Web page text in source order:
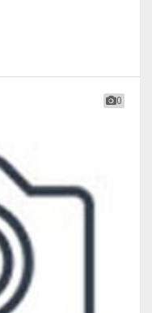
0